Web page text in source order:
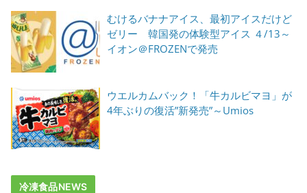
むけるバナナアイス、最初アイスだけど
ゼリー 韓国発の体験型アイス ４/13～
イオン＠FROZENで発売
ウエルカムバック！「牛カルビマヨ」が
4年ぶりの復活”新発売”～Umios
冷凍食品NEWS